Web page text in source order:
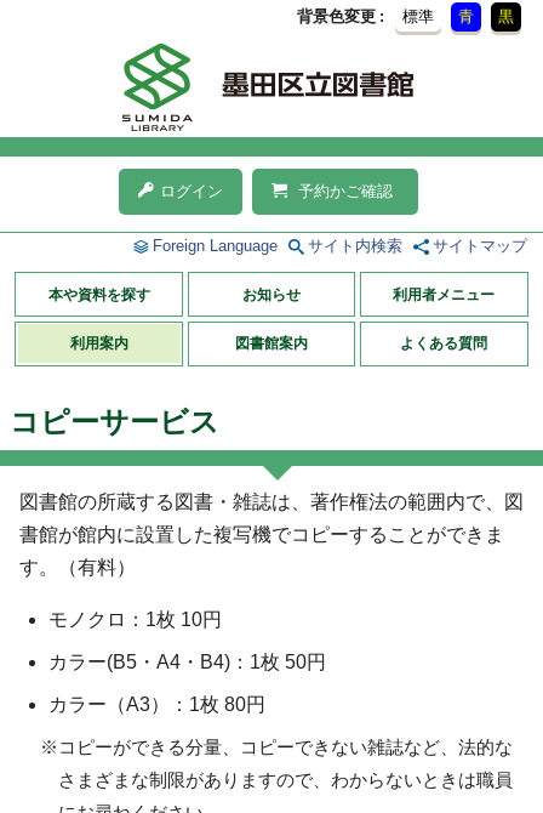
背景色変更 標準 青 黒
ログイン 予約かご確認
Foreign Language サイト内検索 サイトマップ
本や資料を探す お知らせ 利用者メニュー
利用案内 図書館案内 よくある質問
コピーサービス
図書館の所蔵する図書・雑誌は、著作権法の範囲内で、図
書館が館内に設置した複写機でコピーすることができま
す。（有料）
モノクロ：1枚 10円
カラー(B5・A4・B4)：1枚 50円
カラー（A3）：1枚 80円
※コピーができる分量、コピーできない雑誌など、法的な
さまざまな制限がありますので、わからないときは職員